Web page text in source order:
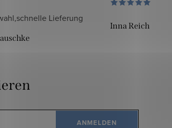
Lieferung
Inna Reich
ANMELDEN